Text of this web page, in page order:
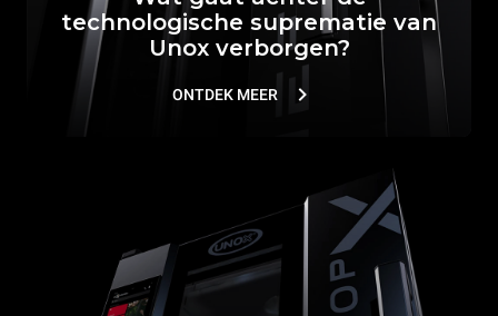
technologische suprematie van
Unox verborgen?
ONTDEK MEER